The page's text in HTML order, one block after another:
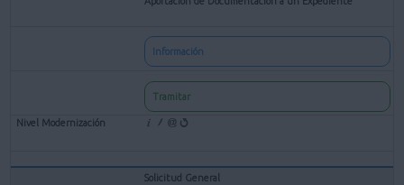
Información
Tramitar
Solicitud General